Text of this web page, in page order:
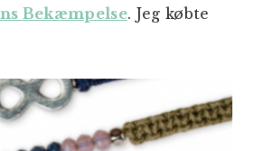
Bekæmpelse. Jeg købte